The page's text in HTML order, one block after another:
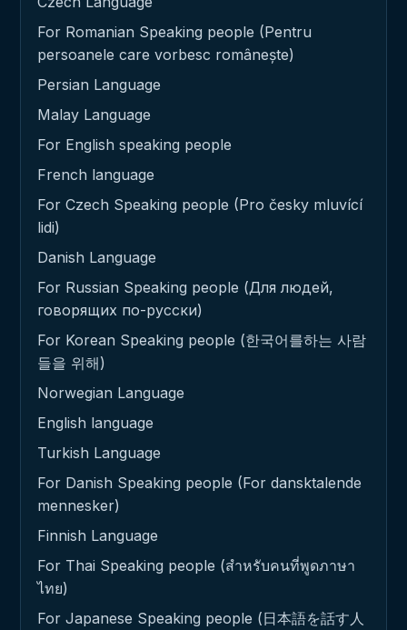
For Romanian Speaking people (Pentru
persoanele care vorbesc românește)
Persian Language
Malay Language
For English speaking people
French language
For Czech Speaking people (Pro česky mluvící
lidi)
Danish Language
For Russian Speaking people (Для людей,
говорящих по-русски)
For Korean Speaking people (한국어를하는 사람
들을 위해)
Norwegian Language
English language
Turkish Language
For Danish Speaking people (For dansktalende
mennesker)
Finnish Language
For Thai Speaking people (สำหรับคนที่พูดภาษา
ไทย)
For Japanese Speaking people (日本語を話す人